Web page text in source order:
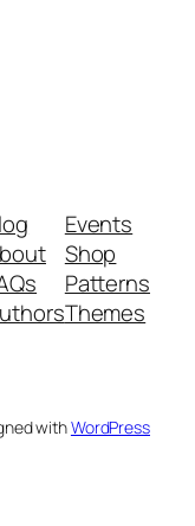
Events
Shop
Patterns
Themes
withWordPress